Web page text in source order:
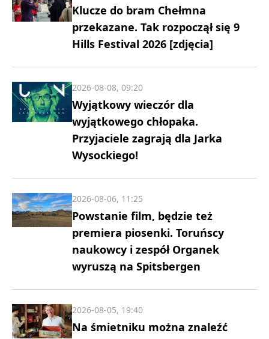
Klucze do bram Chełmna
przekazane. Tak rozpoczął się 9
Hills Festival 2026 [zdjęcia]
Wyjątkowy wieczór dla
wyjątkowego chłopaka.
Przyjaciele zagrają dla Jarka
Wysockiego!
2026-08-08, 09:20
Powstanie film, będzie też
premiera piosenki. Toruńscy
naukowcy i zespół Organek
wyruszą na Spitsbergen
2026-08-06, 11:25
Na śmietniku można znaleźć
2026-08-05, 19:40